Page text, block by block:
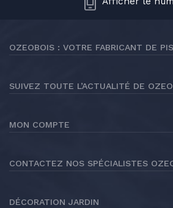
OZEOBOIS : VOTRE FABRICANT DE
SUIVEZ TOUTE L’ACTUALITÉ DE
MON COMPTE
CONTACTEZ NOS SPÉCIALISTES
DÉCORATION JARDIN